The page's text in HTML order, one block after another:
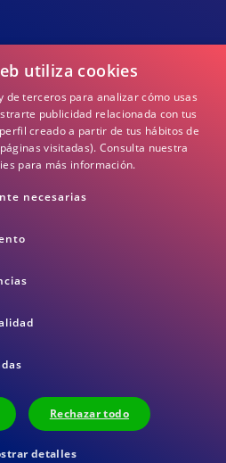
utiliza cookies
de terceros para analizar cómo usas
publicidad relacionada con tus
creado a partir de tus hábitos de
visitadas). Consulta nuestra
para más información.
necesarias
Rechazar todo
detalles